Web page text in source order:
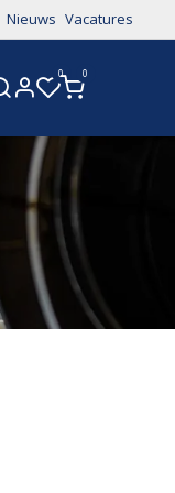
Nieuws Vacatures
0 0